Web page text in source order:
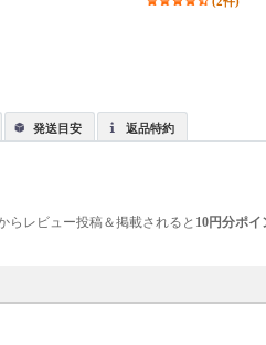
発送目安 返品特約
らレビュー投稿＆掲載されると 10円分ポイ